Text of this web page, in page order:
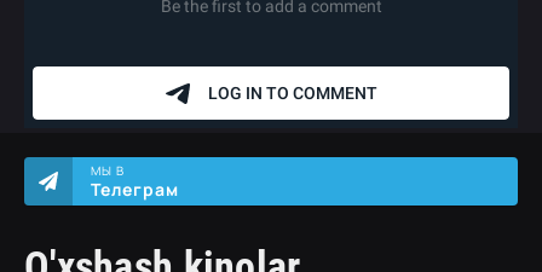
МЫ В
Телеграм